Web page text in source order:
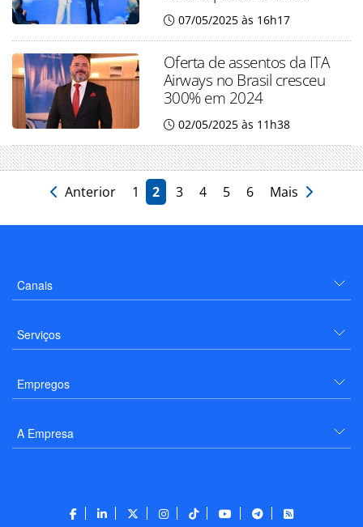
07/05/2025 às 16h17
Oferta de assentos da ITA
Airways no Brasil cresceu
300% em 2024
02/05/2025 às 11h38
Anterior 1 2 3 4 5 6 Mais
Canais
Serviços
Empregos
A Empresa